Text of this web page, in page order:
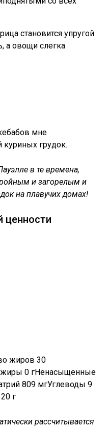
становится упругой
а овощи слегка
мне
куриных грудок.
в те времена,
и загорелым и
на плавучих домах!
ценности
жиров 30
0 гНенасыщенные
809 мгУглеводы 9
г
рассчитывается